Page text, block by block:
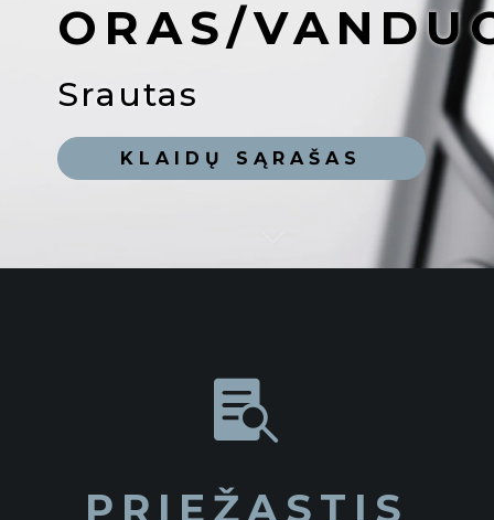
ORAS/
Srautas
KLAIDŲ SĄRAŠAS

PRIEŽASTIS